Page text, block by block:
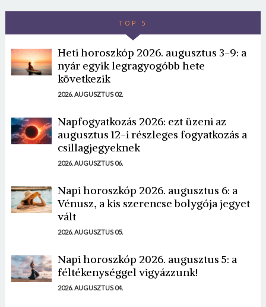
TOP 5
Heti horoszkóp 2026. augusztus 3-9: a
nyár egyik legragyogóbb hete
következik
2026. AUGUSZTUS 02.
Napfogyatkozás 2026: ezt üzeni az
augusztus 12-i részleges fogyatkozás a
csillagjegyeknek
2026. AUGUSZTUS 06.
Napi horoszkóp 2026. augusztus 6: a
Vénusz, a kis szerencse bolygója jegyet
vált
2026. AUGUSZTUS 05.
Napi horoszkóp 2026. augusztus 5: a
féltékenységgel vigyázzunk!
2026. AUGUSZTUS 04.